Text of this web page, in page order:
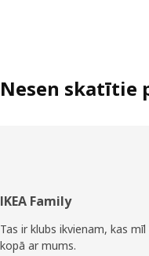
Nesen skatītie
Kājene
IKEA Family
Tas ir klubs ikvienam, kas
kopā ar mums.